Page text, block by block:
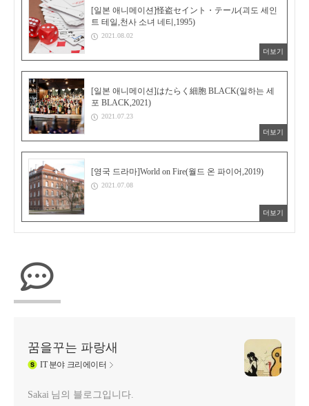
[일본 애니메이션]怪盗セイント・テール(괴도 세인
트 테일,천사 소녀 네티,1995)
2021.08.02
더보기
[일본 애니메이션]はたらく細胞 BLACK(일하는 세
포 BLACK,2021)
2021.07.23
더보기
[영국 드라마]World on Fire(월드 온 파이어,2019)
2021.07.08
더보기
꿈을꾸는 파랑새
IT분야 크리에이터
Sakai 님의 블로그입니다.